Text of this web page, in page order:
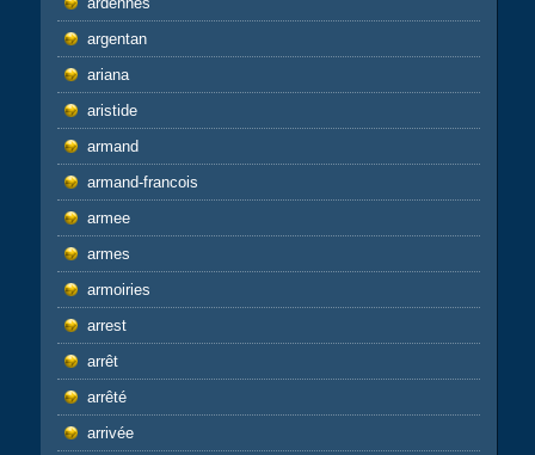
argentan
ariana
aristide
armand
armand-francois
armee
armes
armoiries
arrest
arrêt
arrêté
arrivée